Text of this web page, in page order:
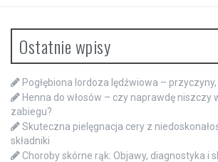
Ostatnie wpisy
Pogłębiona lordoza lędźwiowa –
Henna do włosów – czy naprawdę niszczy
zabiegu?
Skuteczna pielęgnacja cery z
składniki
Choroby skórne rąk: Objawy, diagnostyka i